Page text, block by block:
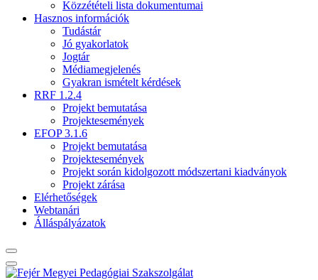
Közzétételi lista dokumentumai
Hasznos információk
Tudástár
Jó gyakorlatok
Jogtár
Médiamegjelenés
Gyakran ismételt kérdések
RRF 1.2.4
Projekt bemutatása
Projektesemények
EFOP 3.1.6
Projekt bemutatása
Projektesemények
Projekt során kidolgozott módszertani kiadványok
Projekt zárása
Elérhetőségek
Webtanári
Álláspályázatok